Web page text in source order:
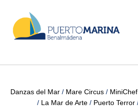
Danzas del Mar Mare Circus MiniChef
La Mar de Arte
Puerto Terror